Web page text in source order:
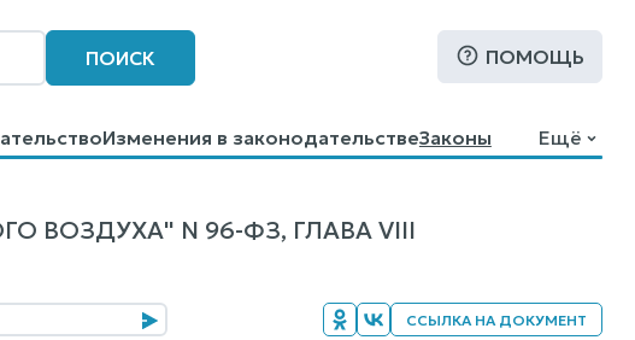
ПОИСК ПОМОЩЬ
Изменения в законодательствеЗаконы
Ещё
ВОЗДУХА" N 96-ФЗ, ГЛАВА VIII
ССЫЛКА НА ДОКУМЕНТ